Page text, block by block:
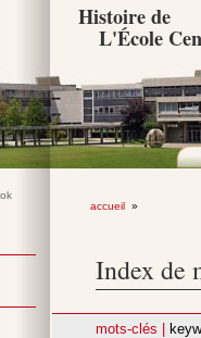
Histoire de
L'École
accueil»
Index de
mots-clés |